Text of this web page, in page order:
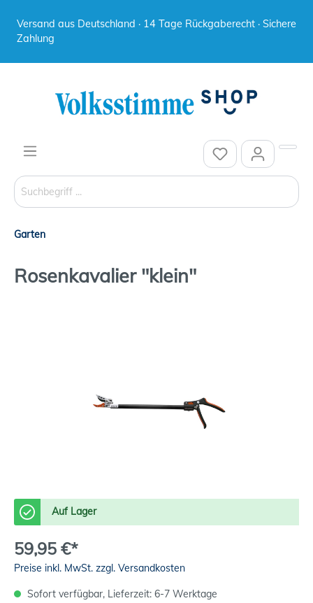
Versand aus Deutschland · 14 Tage Rückgaberecht · Sichere
Zahlung
Garten
Rosenkavalier "klein"
Auf Lager
59,95 €*
Preise inkl. MwSt. zzgl. Versandkosten
Sofort verfügbar, Lieferzeit: 6-7 Werktage